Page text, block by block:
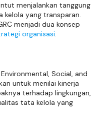
menjalankan tanggung
kelola yang transparan.
menjadi dua konsep
organisasi.
Social, and
untuk menilai kinerja
terhadap lingkungan,
tata kelola yang